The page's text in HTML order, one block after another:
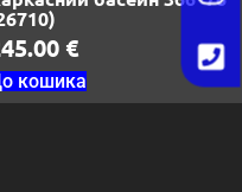
€
кошика